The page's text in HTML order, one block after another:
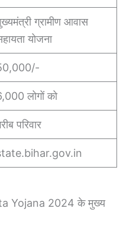
ग्रामीण आवास
योजना
लोगों को
परिवार
Yojana 2024 के मुख्य